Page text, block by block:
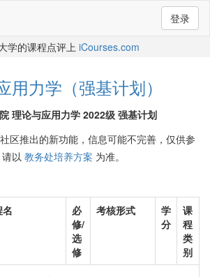
登录
学的课程点评上 iCourses.com
用力学（强基计划）
理论与应用力学 2022级 强基计划
区推出的新功能，信息可能不完善，仅供参
以 教务处培养方案 为准。
必
修/
选
修
考核形式
学
分
课
程
类
别